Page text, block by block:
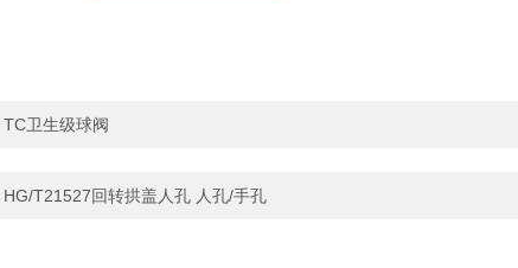
TC卫生级球阀
HG/T21527回转拱盖人孔 人孔/手孔